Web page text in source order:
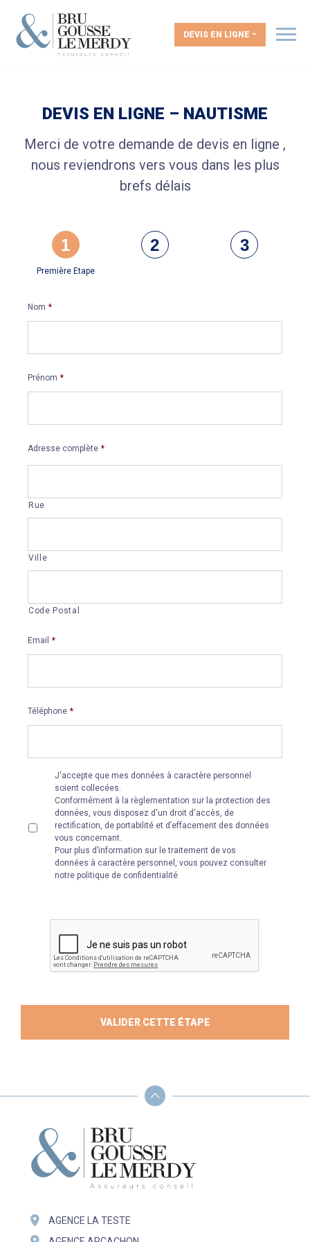
DEVIS EN LIGNE
DEVIS EN LIGNE – NAUTISME
Merci de votre demande de devis en ligne ,
nous reviendrons vers vous dans les plus
brefs délais
1
Première Etape
2 3
Nom *
Prénom *
Adresse complète *
Rue
Ville
Code Postal
Email *
Téléphone *
J'accepte que mes données à caractère personnel
soient collecées.
Conformément à la règlementation sur la protection des
données, vous disposez d'un droit d'accès, de
rectification, de portabilité et d’effacement des données
vous concernant.
Pour plus d’information sur le traitement de vos
données à caractère personnel, vous pouvez consulter
notre politique de confidentialité
AGENCE LA TESTE